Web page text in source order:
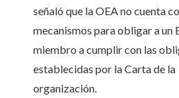
señaló que la OEA no cuenta
mecanismos para obligar a un
miembro a cumplir con las
establecidas por la Carta de la
organización.